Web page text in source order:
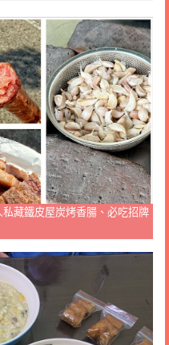
藏鐵皮屋炭烤香腸、必吃招牌